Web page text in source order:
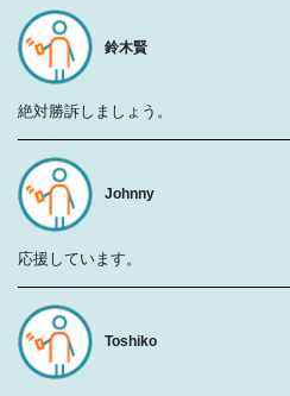
鈴木賢
絶対勝訴しましょう。
Johnny
応援しています。
Toshiko